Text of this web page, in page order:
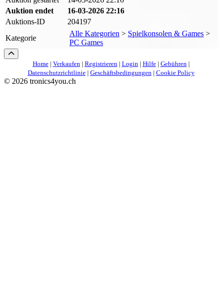
Auktion endet
16-03-2026 22:16
Auktions-ID
204197
Kategorie
Alle Kategorien > Spielkonsolen & Games >
PC Games
Home| Verkaufen| Registrieren| Login| Hilfe| Gebühren|
Datenschutzrichtlinie| Geschäftsbedingungen| Cookie Policy
© 2026 tronics4you.ch